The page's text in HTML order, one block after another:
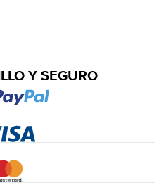
Y SEGURO